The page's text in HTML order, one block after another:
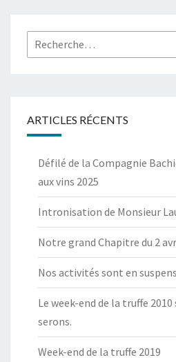
Rechercher :
ARTICLES RÉCENTS
Défilé de la Compagnie
aux vins 2025
Intronisation de Monsieur
Notre grand Chapitre du 2
Nos activités sont en
Le week-end de la truffe 2010
serons.
Week-end de la truffe 2019